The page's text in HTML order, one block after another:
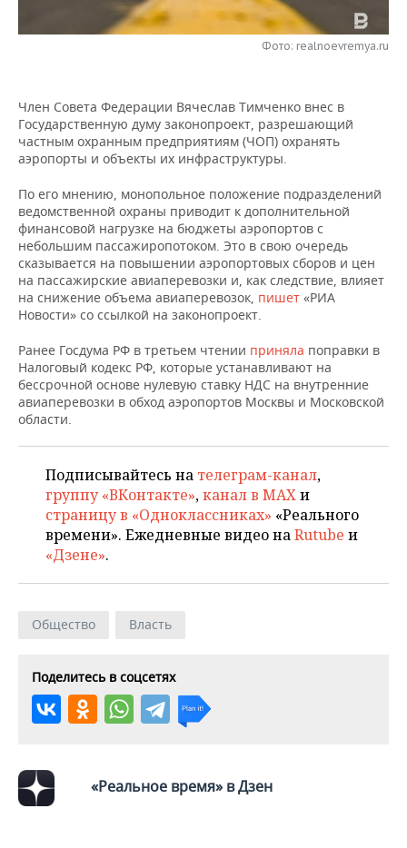
НЕФТЕХИМИЯ
ЭНЕРГЕТИКА
РОЗНИЧНАЯ ТОРГОВЛЯ
УСЛУГИ
НОВОСТИ ТЕХНОЛОГИЙ
МЕДИА
ТЕЛЕКОММУНИКАЦИИ
МЕРОПРИЯТИЯ
ВЫЕЗДНАЯ РЕДАКЦИЯ
БИЗНЕС-БРАНЧИ
ONLINE-КОНФЕРЕНЦИИ
ОТКРЫТАЯ ЛЕКЦИЯ
НОВОСТИ СПОРТА
ФУТБОЛ
ХОККЕЙ
БАСКЕТБОЛ
ВОЛЕЙБОЛ
ФИГУРНОЕ КАТАНИЕ
ВОДНЫЕ ВИДЫ СПОРТА
ХОККЕЙ С МЯЧОМ
ОБЩЕСТВО
НОВОСТИ ОБЩЕСТВА
ВЛАСТЬ
ИНФРАСТРУКТУРА
ИСТОРИЯ
МЕДИЦИНА
ОБРАЗОВАНИЕ
ПРОИСШЕСТВИЯ
ФОТОГАЛЕРЕЯ
СЮЖЕТЫ
СПРАВОЧНИК
СПИСОК ПЕРСОН
ПОЛНАЯ ВЕРСИЯ
Фото: realnoevremya.ru
Член Совета Федерации Вячеслав Тимченко внес в
Государственную думу законопроект, разрешающий
частным охранным предприятиям (ЧОП) охранять
аэропорты и объекты их инфраструктуры.
По его мнению, монопольное положение подразделений
ведомственной охраны приводит к дополнительной
финансовой нагрузке на бюджеты аэропортов с
небольшим пассажиропотоком. Это в свою очередь
сказывается на повышении аэропортовых сборов и цен
на пассажирские авиаперевозки и, как следствие, влияет
на снижение объема авиаперевозок, пишет «РИА
Новости» со ссылкой на законопроект.
Ранее Госдума РФ в третьем чтении приняла поправки в
Налоговый кодекс РФ, которые устанавливают на
бессрочной основе нулевую ставку НДС на внутренние
авиаперевозки в обход аэропортов Москвы и Московской
области.
Подписывайтесь на телеграм-канал,
группу «ВКонтакте»,канал в MAXи
страницу в «Одноклассниках» «Реального
времени». Ежедневные видео наRutube и
«Дзене».
Общество Власть
Поделитесь в соцсетях
«Реальное время» в Дзен